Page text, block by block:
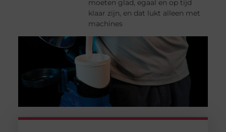
moeten glad, egaal en op tijd
klaar zijn, en dat lukt alleen met
machines